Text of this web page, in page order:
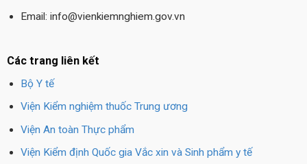
Email: info@vienkiemnghiem.gov.vn
Các trang liên kết
Bộ Y tế
Viện Kiểm nghiệm thuốc Trung ương
Viện An toàn Thực phẩm
Viện Kiểm định Quốc gia Vắc xin và Sinh phẩm y tế